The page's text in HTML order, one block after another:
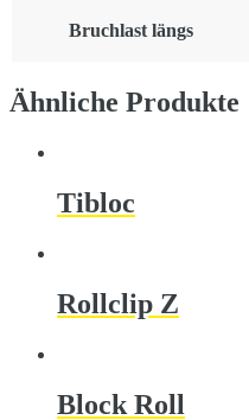
Bruchlast längs
Ähnliche Produkte
Tibloc
Rollclip Z
Block Roll